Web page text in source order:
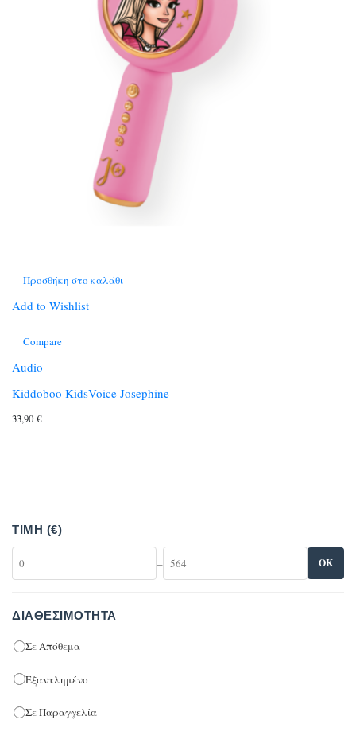
Προσθήκη στο καλάθι
Add to Wishlist
Compare
Audio
Kiddoboo KidsVoice Josephine
33,90 €
ΤΙΜΉ (€)
– OK
ΔΙΑΘΕΣΙΜΌΤΗΤΑ
Σε Απόθεμα
Εξαντλημένο
Σε Παραγγελία